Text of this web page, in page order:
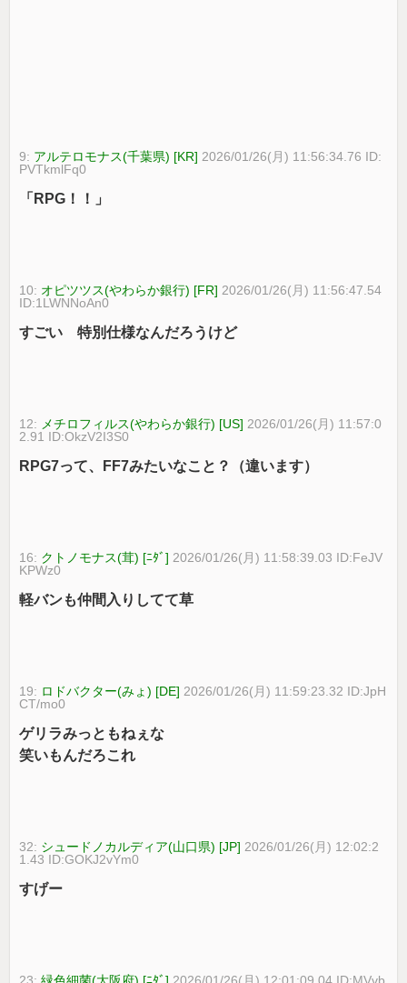
9: アルテロモナス(千葉県) [KR] 2026/01/26(月) 11:56:34.76 ID:
PVTkmlFq0
「RPG！！」
10: オピツツス(やわらか銀行) [FR] 2026/01/26(月) 11:56:47.54
ID:1LWNNoAn0
すごい 特別仕様なんだろうけど
12: メチロフィルス(やわらか銀行) [US] 2026/01/26(月) 11:57:0
2.91 ID:OkzV2I3S0
RPG7って、FF7みたいなこと？（違います）
16: クトノモナス(茸) [ﾆﾀﾞ] 2026/01/26(月) 11:58:39.03 ID:FeJV
KPWz0
軽バンも仲間入りしてて草
19: ロドバクター(みょ) [DE] 2026/01/26(月) 11:59:23.32 ID:JpH
CT/mo0
ゲリラみっともねぇな
笑いもんだろこれ
32: シュードノカルディア(山口県) [JP] 2026/01/26(月) 12:02:2
1.43 ID:GOKJ2vYm0
すげー
23:緑色細菌(大阪府) [ﾆﾀﾞ] 2026/01/26(月) 12:01:09.04 ID:MVvb